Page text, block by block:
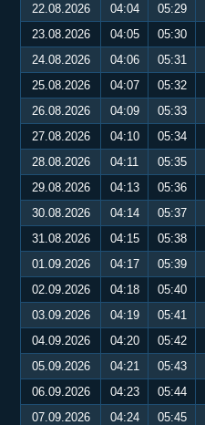
22.08.2026
04:04 05:29
23.08.2026
04:05 05:30
24.08.2026
04:06 05:31
25.08.2026
04:07 05:32
26.08.2026
04:09 05:33
27.08.2026
04:10 05:34
28.08.2026
04:11 05:35
29.08.2026
04:13 05:36
30.08.2026
04:14 05:37
31.08.2026
04:15 05:38
01.09.2026
04:17 05:39
02.09.2026
04:18 05:40
03.09.2026
04:19 05:41
04.09.2026
04:20 05:42
05.09.2026
04:21 05:43
06.09.2026
04:23 05:44
07.09.2026
04:24 05:45